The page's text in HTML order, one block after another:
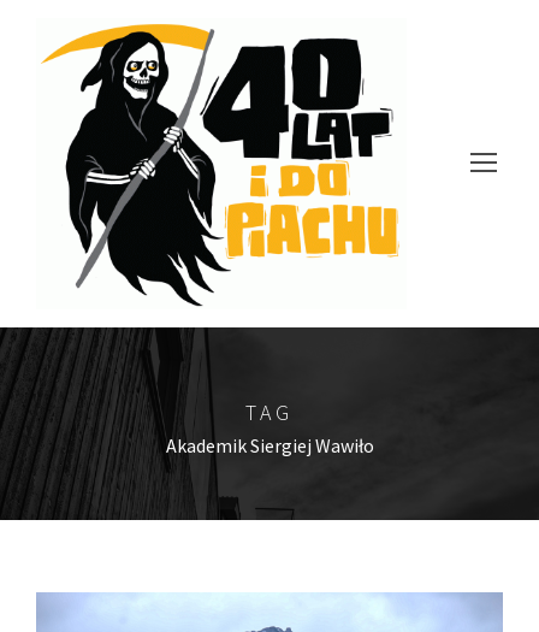
TAG
Akademik Siergiej Wawiło